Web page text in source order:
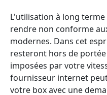
L'utilisation à long
rendre non conforme
modernes. Dans cet
resteront hors de
imposées par votre
fournisseur internet
votre box avec une